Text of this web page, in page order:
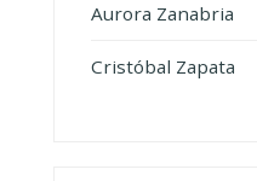
Aurora Zanabria
Cristóbal Zapata